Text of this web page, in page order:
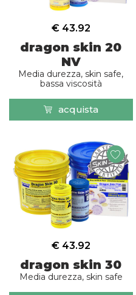
dragon skin 20
NV
Media durezza, skin safe,
bassa viscosità
€ 43.92
acquista
dragon skin 30
Media durezza, skin safe
€ 43.92